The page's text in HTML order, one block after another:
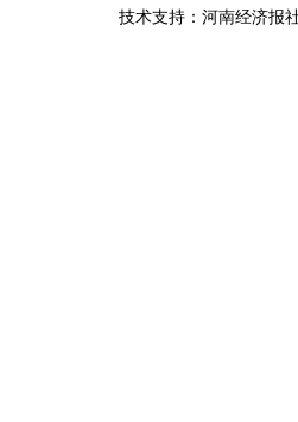
技术支持：河南经济报